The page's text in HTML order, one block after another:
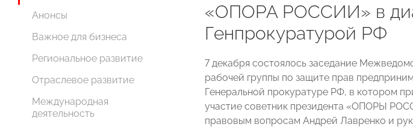
Анонсы
Важное для бизнеса
Региональное развитие
Отраслевое развитие
Международная
деятельность
«ОПОРА РОССИИ» в
Генпрокуратурой РФ
7 декабря состоялось заседание
рабочей группы по защите прав
Генеральной прокуратуре РФ, в котором
участие советник президента «ОПОРЫ
правовым вопросам Андрей Лавренко и